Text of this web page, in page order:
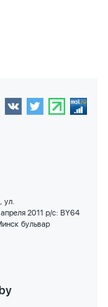
ул.
2011 р/с: BY64
бульвар